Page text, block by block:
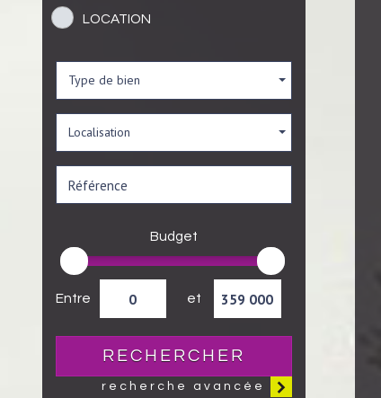
LOCATION
Type de bien
Localisation
Budget
Entre et
RECHERCHER
recherche avancée